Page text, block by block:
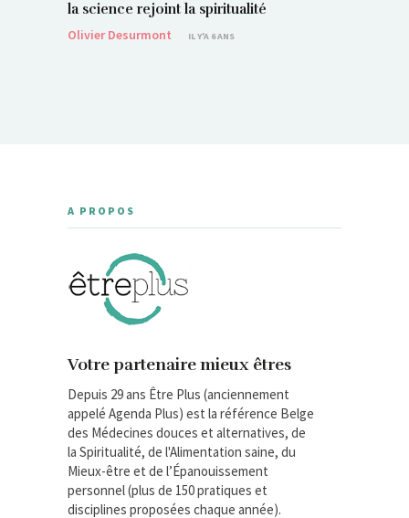
la science rejoint la spiritualité
Olivier Desurmont
IL Y'A 6 ANS
A PROPOS
Votre partenaire mieux êtres
Depuis 29 ans Être Plus (anciennement
appelé Agenda Plus) est la référence Belge
des Médecines douces et alternatives, de
la Spiritualité, de l'Alimentation saine, du
Mieux-être et de l’Épanouissement
personnel (plus de 150 pratiques et
disciplines proposées chaque année).